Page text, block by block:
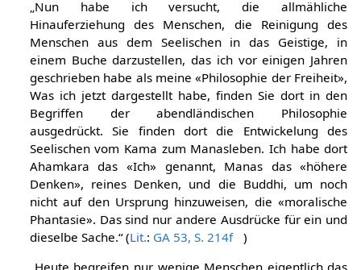
„Nun habe ich versucht, die allmähliche
Hinauferziehung des Menschen, die Reinigung des
Menschen aus dem Seelischen in das Geistige, in
einem Buche darzustellen, das ich vor einigen Jahren
geschrieben habe als meine «Philosophie der Freiheit»,
Was ich jetzt dargestellt habe, finden Sie dort in den
Begriffen der abendländischen Philosophie
ausgedrückt. Sie finden dort die Entwickelung des
Seelischen vom Kama zum Manasleben. Ich habe dort
Ahamkara das «Ich» genannt, Manas das «höhere
Denken», reines Denken, und die Buddhi, um noch
nicht auf den Ursprung hinzuweisen, die «moralische
Phantasie». Das sind nur andere Ausdrücke für ein und